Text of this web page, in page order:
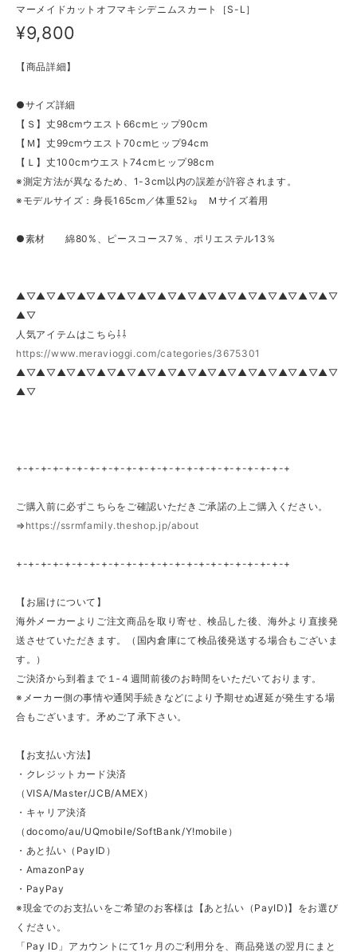
マーメイドカットオフマキシデニムスカート［S-L］
¥9,800
【商品詳細】
●サイズ詳細
【Ｓ】丈98cmウエスト66cmヒップ90cm
【Ｍ】丈99cmウエスト70cmヒップ94cm
【Ｌ】丈100cmウエスト74cmヒップ98cm
※測定方法が異なるため、1-3cm以内の誤差が許容されます。
※モデルサイズ：身長165cm／体重52㎏ Ｍサイズ着用
●素材 綿80%、ピースコース7％、ポリエステル13％
▲▽▲▽▲▽▲▽▲▽▲▽▲▽▲▽▲▽▲▽▲▽▲▽▲▽▲▽▲▽▲▽
▲▽
人気アイテムはこちら⇩⇩
https://www.meravioggi.com/categories/3675301
▲▽▲▽▲▽▲▽▲▽▲▽▲▽▲▽▲▽▲▽▲▽▲▽▲▽▲▽▲▽▲▽
▲▽
+-+-+-+-+-+-+-+-+-+-+-+-+-+-+-+-+-+-+-+-+-+-+
ご購入前に必ずこちらをご確認いただきご承諾の上ご購入ください。
⇒ https://ssrmfamily.theshop.jp/about
+-+-+-+-+-+-+-+-+-+-+-+-+-+-+-+-+-+-+-+-+-+-+
【お届けについて】
海外メーカーよりご注文商品を取り寄せ、検品した後、海外より直接発
送させていただきます。（国内倉庫にて検品後発送する場合もございま
す。）
ご決済から到着まで１‐４週間前後のお時間をいただいております。
※メーカー側の事情や通関手続きなどにより予期せぬ遅延が発生する場
合もございます。矛めご了承下さい。
【お支払い方法】
・クレジットカード決済
（VISA/Master/JCB/AMEX）
・キャリア決済
（docomo/au/UQmobile/SoftBank/Y!mobile）
・あと払い（PayID）
・AmazonPay
・PayPay
※現金でのお支払いをご希望のお客様は【あと払い（PayID)】をお選び
ください。
「Pay ID」アカウントにて1ヶ月のご利用分を、商品発送の翌月にまと